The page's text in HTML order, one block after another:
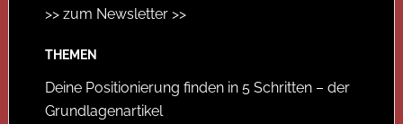
>> zum Newsletter >>
THEMEN
Deine Positionierung finden in 5 Schritten – der
Grundlagenartikel